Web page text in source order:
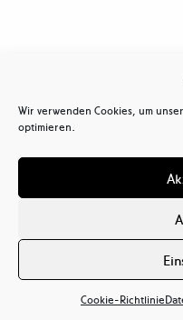
Wir verwenden Cookies, um
optimieren.
Cookie-Richtlinie
Aus